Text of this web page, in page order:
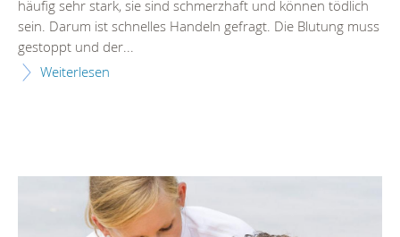
häufig sehr stark, sie sind schmerzhaft und können tödlich
sein. Darum ist schnelles Handeln gefragt. Die Blutung muss
gestoppt und der...
Weiterlesen